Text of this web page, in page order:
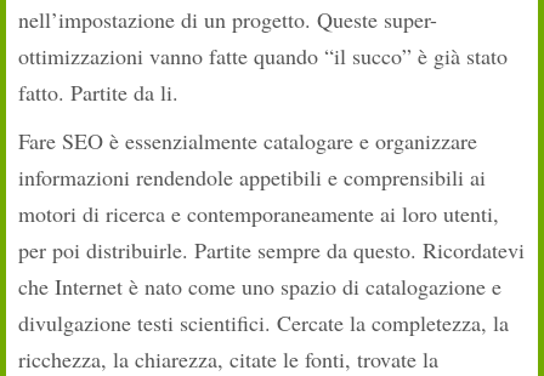
nell’impostazione di un progetto. Queste super-
ottimizzazioni vanno fatte quando “il succo” è già stato
fatto. Partite da li.
Fare SEO è essenzialmente catalogare e organizzare
informazioni rendendole appetibili e comprensibili ai
motori di ricerca e contemporaneamente ai loro utenti,
per poi distribuirle. Partite sempre da questo. Ricordatevi
che Internet è nato come uno spazio di catalogazione e
divulgazione testi scientifici. Cercate la completezza, la
ricchezza, la chiarezza, citate le fonti, trovate la